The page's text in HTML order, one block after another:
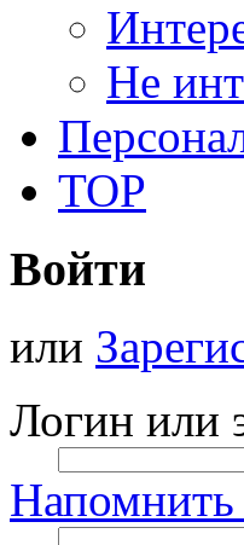
Не
TOP
Войти
или
Логин или
Напомнить